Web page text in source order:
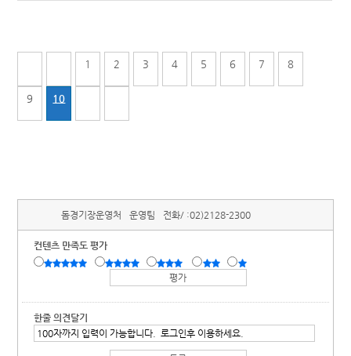
1 2 3 4 5 6 7 8
9 10
돔경기장운영처 운영팀 전화/ :02)2128-2300
컨텐츠 만족도 평가
한줄 의견달기